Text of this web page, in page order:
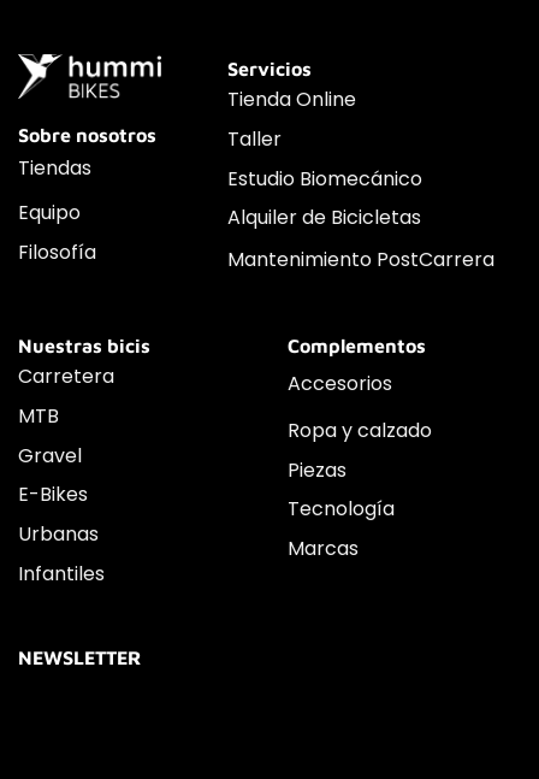
Sobre nosotros
Tiendas
Equipo
Filosofía
Servicios
Tienda Online
Taller
Estudio Biomecánico
Alquiler de Bicicletas
Mantenimiento PostCarrera
Nuestras bicis
Carretera
MTB
Gravel
E-Bikes
Urbanas
Infantiles
Complementos
Accesorios
Ropa y calzado
Piezas
Tecnología
Marcas
NEWSLETTER